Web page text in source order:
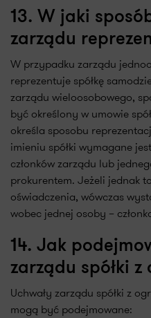
13. W jaki
zarządu
W przypadku zarządu
reprezentuje spółkę
zarządu wieloosobowego,
być określony w umowie
określa sposobu
imieniu spółki wymagane
członków zarządu lub
prokurentem. Jeżeli jednak
oświadczenia, wówczas
wobec jednej osoby –
14. Jak
zarządu spółki z
Uchwały zarządu spółki z
mogą być podejmowane: